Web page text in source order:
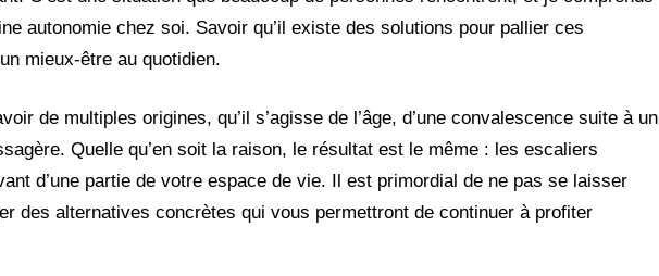
autonomie chez soi. Savoir qu’il existe des solutions pour pallier ces
mieux-être au quotidien.
de multiples origines, qu’il s’agisse de l’âge, d’une convalescence suite à un
Quelle qu’en soit la raison, le résultat est le même : les escaliers
d’une partie de votre espace de vie. Il est primordial de ne pas se laisser
des alternatives concrètes qui vous permettront de continuer à profiter